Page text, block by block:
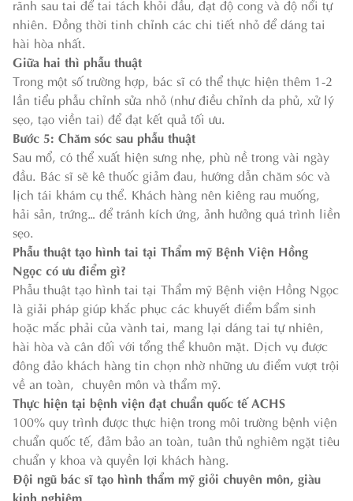
rãnh sau tai để tai tách khỏi đầu, đạt độ cong và độ nổi tự
nhiên. Đồng thời tinh chỉnh các chi tiết nhỏ để dáng tai
hài hòa nhất.
Giữa hai thì phẫu thuật
Trong một số trường hợp, bác sĩ có thể thực hiện thêm 1-2
lần tiểu phẫu chỉnh sửa nhỏ (như điều chỉnh da phủ, xử lý
sẹo, tạo viền tai) để đạt kết quả tối ưu.
Bước 5: Chăm sóc sau phẫu thuật
Sau mổ, có thể xuất hiện sưng nhẹ, phù nề trong vài ngày
đầu. Bác sĩ sẽ kê thuốc giảm đau, hướng dẫn chăm sóc và
lịch tái khám cụ thể. Khách hàng nên kiêng rau muống,
hải sản, trứng… để tránh kích ứng, ảnh hưởng quá trình liền
sẹo.
Phẫu thuật tạo hình tai tại Thẩm mỹ Bệnh Viện Hồng
Ngọc có ưu điểm gì?
Phẫu thuật tạo hình tai tại Thẩm mỹ Bệnh viện Hồng Ngọc
là giải pháp giúp khắc phục các khuyết điểm bẩm sinh
hoặc mắc phải của vành tai, mang lại dáng tai tự nhiên,
hài hòa và cân đối với tổng thể khuôn mặt. Dịch vụ được
đông đảo khách hàng tin chọn nhờ những ưu điểm vượt trội
về an toàn, chuyên môn và thẩm mỹ.
Thực hiện tại bệnh viện đạt chuẩn quốc tế ACHS
100% quy trình được thực hiện trong môi trường bệnh viện
chuẩn quốc tế, đảm bảo an toàn, tuân thủ nghiêm ngặt tiêu
chuẩn y khoa và quyền lợi khách hàng.
Đội ngũ bác sĩ tạo hình thẩm mỹ giỏi chuyên môn, giàu
kinh nghiệm